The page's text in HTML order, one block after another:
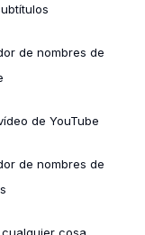
de nombres de
de YouTube
de nombres de